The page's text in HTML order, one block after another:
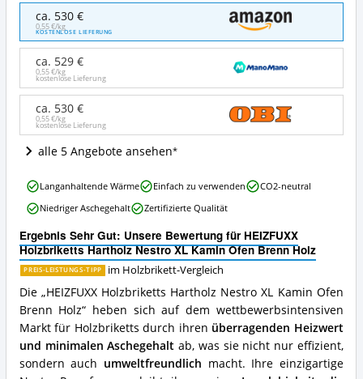
HEIZFUXX
Holzbriketts
Hartholz
Nestro
Kamin
Ofen
Brenn
Holz
Angebote:
Wo
dieses
Holzbrikett
erhältlich?
ca. 530 €
0,55 €/kg
KOSTENLOSE LIEFERUNG
ca. 529 €
0,55 €/kg
kostenlose Lieferung
ca. 530 €
0,55 €/kg
kostenlose Lieferung
alle 5 Angebote ansehen
Ergebnis Sehr Gut: Unsere Bewertung für HEIZFUXX
Holzbriketts Hartholz Nestro XL Kamin Ofen Brenn Holz
PREIS-LEISTUNGS-TIPP im Holzbrikett-Vergleich
Die „HEIZFUXX Holzbriketts Hartholz Nestro XL Kamin Ofen
Brenn Holz“ heben sich auf dem wettbewerbsintensiven
Markt für Holzbriketts durch ihren überragenden Heizwert
und minimalen Aschegehalt ab, was sie nicht nur effizient,
sondern auch umweltfreundlich macht. Ihre einzigartige
HEIZFUXX
Holzbriketts
Hartholz
XL
Kamin
Ofen
Brenn
Holz
Vorteile:
Was
spricht
für
dieses
Langanhaltende Wärme Einfach zu verwenden
CO2-neutral
Niedriger Aschegehalt
Zertifizierte Qualität